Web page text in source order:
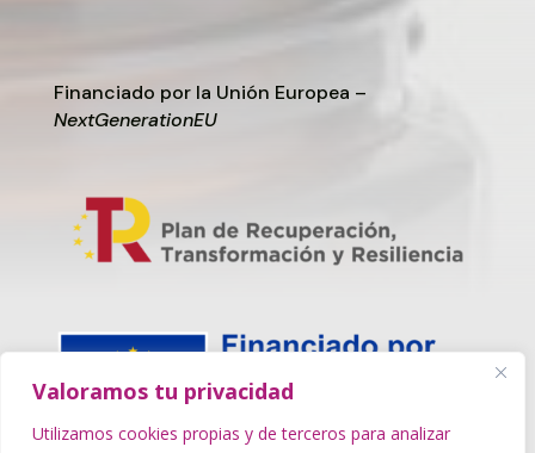
Valoramos tu privacidad
Utilizamos cookies propias y de terceros para analizar
Financiado por la Unión Europea –
NextGenerationEU